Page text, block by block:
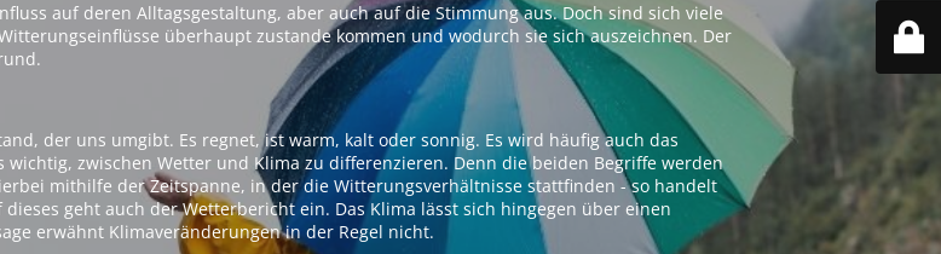
auf deren Alltagsgestaltung, aber auch auf die Stimmung aus. Doch sind sich viele
überhaupt zustande kommen und wodurch sie sich auszeichnen. Der
der uns umgibt. Es regnet, ist warm, kalt oder sonnig. Es wird häufig auch das
zwischen Wetter und Klima zu differenzieren. Denn die beiden Begriffe werden
mithilfe der Zeitspanne, in der die Witterungsverhältnisse stattfinden - so handelt
geht auch der Wetterbericht ein. Das Klima lässt sich hingegen über einen
erwähnt Klimaveränderungen in der Regel nicht.